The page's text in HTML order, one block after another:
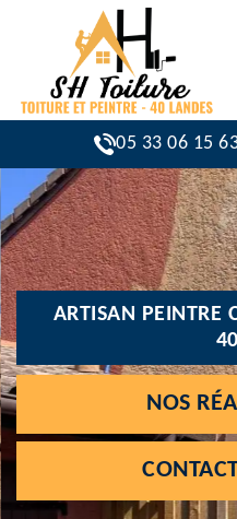
05 33 06 15
ARTISAN PEINTRE
NOS